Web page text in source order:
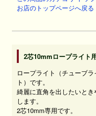
お店のトップページへ戻る
2芯10mmロープライト
ロープライト（チューブ
ト）です。
綺麗に直角を出したいと
します。
2芯10mm専用です。